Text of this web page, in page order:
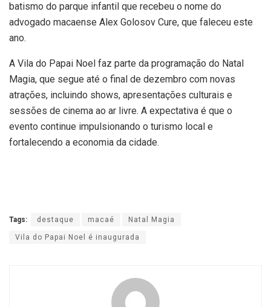
batismo do parque infantil que recebeu o nome do
advogado macaense Alex Golosov Cure, que faleceu este
ano.
A Vila do Papai Noel faz parte da programação do Natal
Magia, que segue até o final de dezembro com novas
atrações, incluindo shows, apresentações culturais e
sessões de cinema ao ar livre. A expectativa é que o
evento continue impulsionando o turismo local e
fortalecendo a economia da cidade.
Tags: destaque macaé Natal Magia
Vila do Papai Noel é inaugurada